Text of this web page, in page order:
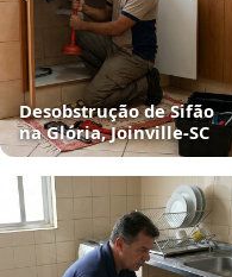
Desobstrução de Sifão
na Glória, Joinville‑SC